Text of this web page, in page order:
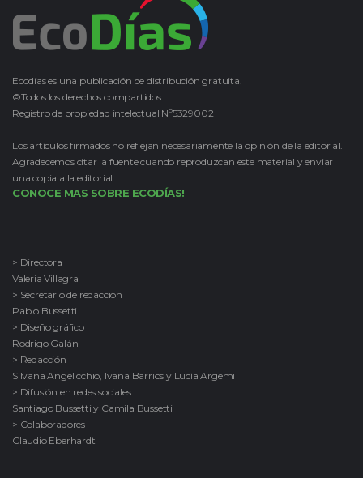
Ecodías es una publicación de distribución gratuita.
©Todos los derechos compartidos.
Registro de propiedad intelectual Nº5329002
Los artículos firmados no reflejan necesariamente la opinión de la editorial.
Agradecemos citar la fuente cuando reproduzcan este material y enviar
una copia a la editorial.
CONOCE MAS SOBRE ECODÍAS!
> Directora
Valeria Villagra
> Secretario de redacción
Pablo Bussetti
> Diseño gráfico
Rodrigo Galán
> Redacción
Silvana Angelicchio, Ivana Barrios y Lucía Argemi
> Difusión en redes sociales
Santiago Bussetti y Camila Bussetti
> Colaboradores
Claudio Eberhardt